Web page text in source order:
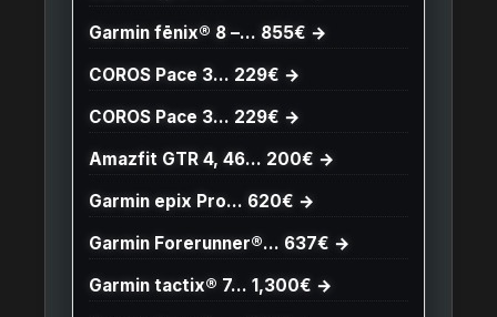
Garmin fēnix® 8 –… 855€ →
COROS Pace 3… 229€ →
COROS Pace 3… 229€ →
Amazfit GTR 4, 46… 200€ →
Garmin epix Pro… 620€ →
Garmin Forerunner®… 637€ →
Garmin tactix® 7… 1,300€ →